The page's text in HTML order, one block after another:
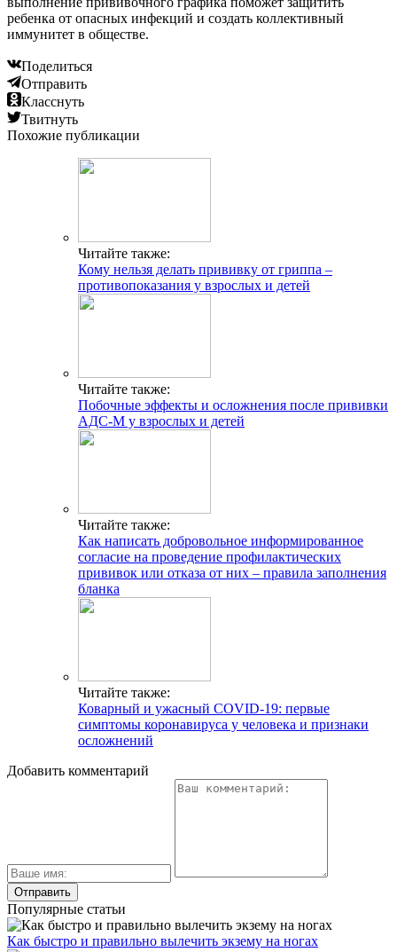
ребенка от опасных инфекций и создать коллективный
иммунитет в обществе.
Поделиться
Отправить
Класснуть
Твитнуть
Похожие публикации
Читайте также:
Кому нельзя делать прививку от гриппа –
противопоказания у взрослых и детей
Читайте также:
Побочные эффекты и осложнения после прививки
АДС-М у взрослых и детей
Читайте также:
Как написать добровольное информированное
согласие на проведение профилактических
прививок или отказа от них – правила заполнения
бланка
Читайте также:
Коварный и ужасный COVID-19: первые
симптомы коронавируса у человека и признаки
осложнений
Добавить комментарий
Популярные статьи
Как быстро и правильно вылечить экзему на ногах